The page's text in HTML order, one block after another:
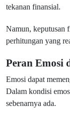
tekanan finansial.
Namun, keputusan
perhitungan yang
Peran Emosi
Emosi dapat
Dalam kondisi
sebenarnya ada.